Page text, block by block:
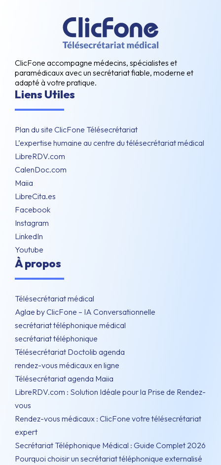
ClicFone accompagne médecins, spécialistes et
paramédicaux avec un secrétariat fiable, moderne et
adapté à votre pratique.
Liens Utiles
Plan du site ClicFone Télésecrétariat
L’expertise humaine au centre du télésecrétariat médical
LibreRDV.com
CalenDoc.com
Maiia
LibreCita.es
Facebook
Instagram
LinkedIn
Youtube
À propos
Télésecrétariat médical
Aglae by ClicFone – IA Conversationnelle
secrétariat téléphonique médical
secrétariat téléphonique
Télésecrétariat Doctolib agenda
rendez-vous médicaux en ligne
Télésecrétariat agenda Maiia
LibreRDV.com : Solution Idéale pour la Prise de Rendez-
vous
Rendez-vous médicaux : ClicFone votre télésecrétariat
expert
Secrétariat Téléphonique Médical : Guide Complet 2026
Pourquoi choisir un secrétariat téléphonique externalisé